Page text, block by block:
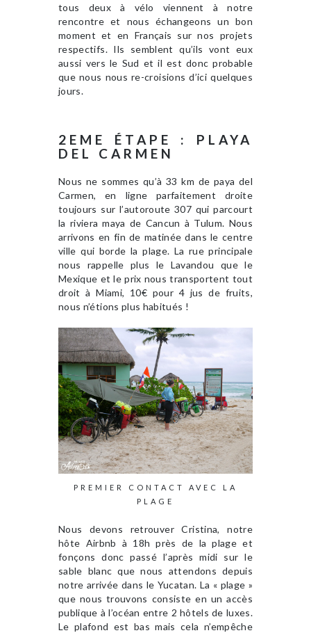
tous deux à vélo viennent à notre
rencontre et nous échangeons un bon
moment et en Français sur nos projets
respectifs. Ils semblent qu’ils vont eux
aussi vers le Sud et il est donc probable
que nous nous re-croisions d’ici quelques
jours.
2EME ÉTAPE : PLAYA
DEL CARMEN
Nous ne sommes qu’à 33 km de paya del
Carmen, en ligne parfaitement droite
toujours sur l’autoroute 307 qui parcourt
la riviera maya de Cancun à Tulum. Nous
arrivons en fin de matinée dans le centre
ville qui borde la plage. La rue principale
nous rappelle plus le Lavandou que le
Mexique et le prix nous transportent tout
droit à Miami, 10€ pour 4 jus de fruits,
nous n’étions plus habitués !
PREMIER CONTACT AVEC LA
PLAGE
Nous devons retrouver Cristina, notre
hôte Airbnb à 18h près de la plage et
fonçons donc passé l’après midi sur le
sable blanc que nous attendons depuis
notre arrivée dans le Yucatan. La « plage »
que nous trouvons consiste en un accès
publique à l’océan entre 2 hôtels de luxes.
Le plafond est bas mais cela n’empêche